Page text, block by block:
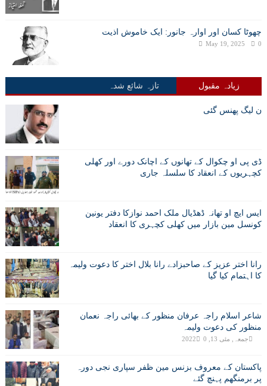
چھوٹا کسان اور اوارہ جانور: ایک خاموش اذیت
May 19, 2025 0
زیادہ مقبول تازہ شائع شدہ
ن لیگ پھنس گئی
ڈی پی او چکوال کے تھانوں کے اچانک دورے اور کھلی
کچہریوں کے انعقاد کا سلسلہ جاری
ایس ایچ او تھانہ ڈھڈیال ملک احمد نوازکا دفتر یونین
کونسل مین بازار میں کھلی کچہری کا انعقاد
رانا اختر عزیز کے صاحبزادے رانا بلال اختر کا دعوت ولیمہ
کا اہتمام کیا گیا
شاعر اسلام راجہ عرفان منظور کے بھائی راجہ نعمان
منظور کی دعوت ولیمہ
جمعہ, مئی 13, 2022 0
پاکستان کے معروف بزنس مین ظفر سپاری نجی دورہ
پر برمنگھم پہنچ گئے